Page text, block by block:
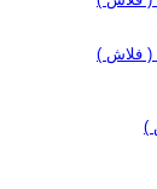
( فلاش )
)